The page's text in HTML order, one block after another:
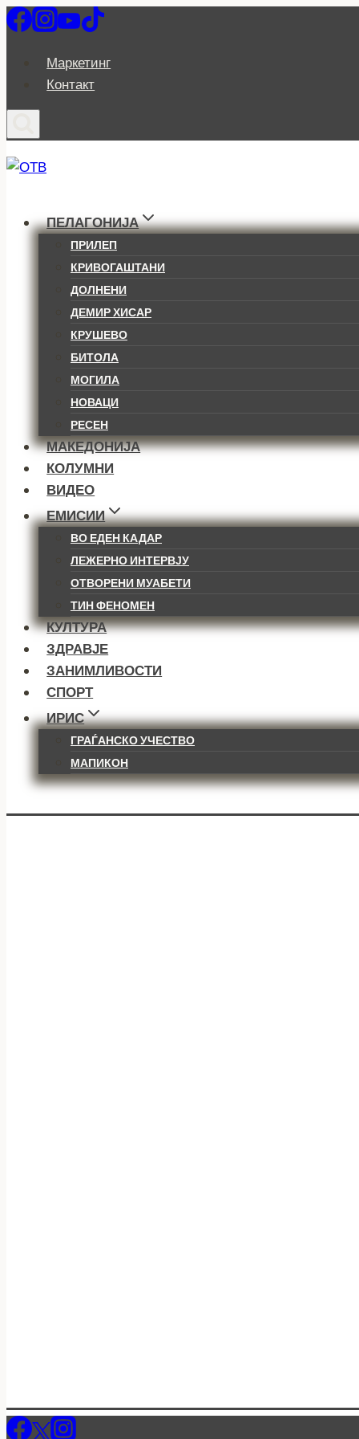
Skip
to
contentМаркетинг
Контакт
ПЕЛАГОНИЈА
ПРИЛЕП
КРИВОГАШТАНИ
ДОЛНЕНИ
ДЕМИР ХИСАР
КРУШЕВО
БИТОЛА
МОГИЛА
НОВАЦИ
РЕСЕН
МАКЕДОНИЈА
КОЛУМНИ
ВИДЕО
ЕМИСИИ
ВО ЕДЕН КАДАР
ЛЕЖЕРНО ИНТЕРВЈУ
ОТВОРЕНИ МУАБЕТИ
ТИН ФЕНОМЕН
КУЛТУРА
ЗДРАВЈЕ
ЗАНИМЛИВОСТИ
СПОРТ
ИРИС
ГРАЃАНСКО УЧЕСТВО
МАПИКОН